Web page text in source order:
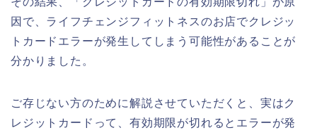
因で、ライフチェンジフィットネスのお店でクレジッ
トカードエラーが発生してしまう可能性があることが
分かりました。
ご存じない方のために解説させていただくと、実はク
レジットカードって、有効期限が切れるとエラーが発